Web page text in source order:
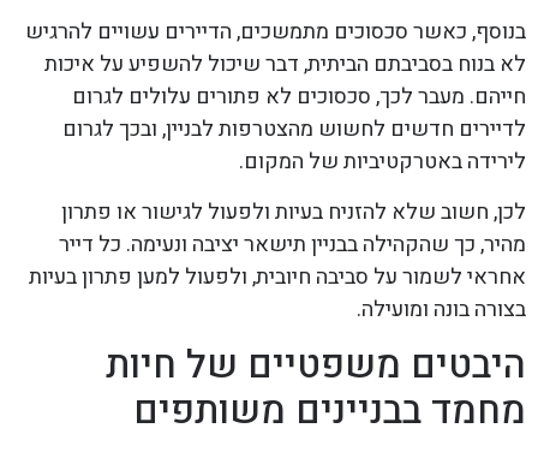
בנוסף, כאשר סכסוכים מתמשכים, הדיירים עשויים להרגיש
לא בנוח בסביבתם הביתית, דבר שיכול להשפיע על איכות
חייהם. מעבר לכך, סכסוכים לא פתורים עלולים לגרום
לדיירים חדשים לחשוש מהצטרפות לבניין, ובכך לגרום
לירידה באטרקטיביות של המקום.
לכן, חשוב שלא להזניח בעיות ולפעול לגישור או פתרון
מהיר, כך שהקהילה בבניין תישאר יציבה ונעימה. כל דייר
אחראי לשמור על סביבה חיובית, ולפעול למען פתרון בעיות
בצורה בונה ומועילה.
היבטים משפטיים של חיות
מחמד בבניינים משותפים